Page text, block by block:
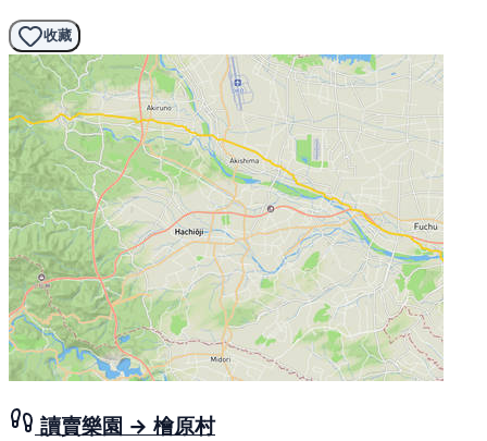
收藏
讀賣樂園 → 檜原村